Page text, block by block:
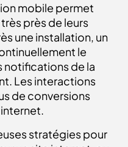
mobile permet
près de leurs
une installation, un
le
notifications de la
Les interactions
de conversions
stratégies pour